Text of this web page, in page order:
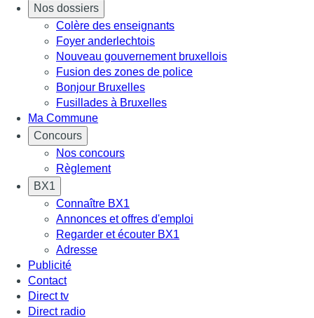
Nos dossiers
Colère des enseignants
Foyer anderlechtois
Nouveau gouvernement bruxellois
Fusion des zones de police
Bonjour Bruxelles
Fusillades à Bruxelles
Ma Commune
Concours
Nos concours
Règlement
BX1
Connaître BX1
Annonces et offres d'emploi
Regarder et écouter BX1
Adresse
Publicité
Contact
Direct tv
Direct radio